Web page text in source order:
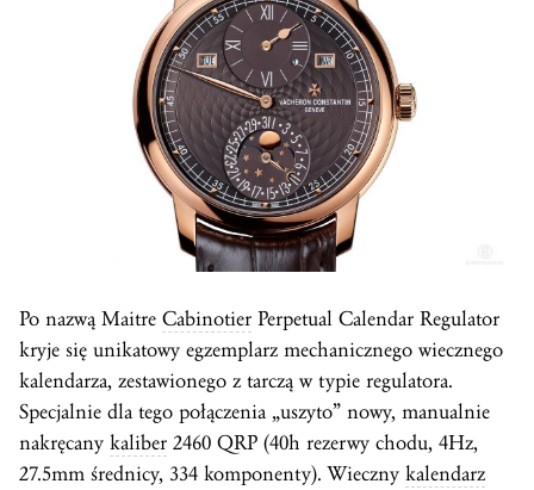
Po nazwą Maitre Cabinotier Perpetual Calendar Regulator
kryje się unikatowy egzemplarz mechanicznego wiecznego
kalendarza, zestawionego z tarczą w typie regulatora.
Specjalnie dla tego połączenia „uszyto” nowy, manualnie
nakręcany kaliber 2460 QRP (40h rezerwy chodu, 4Hz,
27.5mm średnicy, 334 komponenty). Wieczny kalendarz